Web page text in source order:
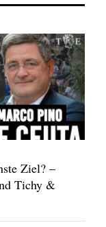
Ziel? –
Tichy &